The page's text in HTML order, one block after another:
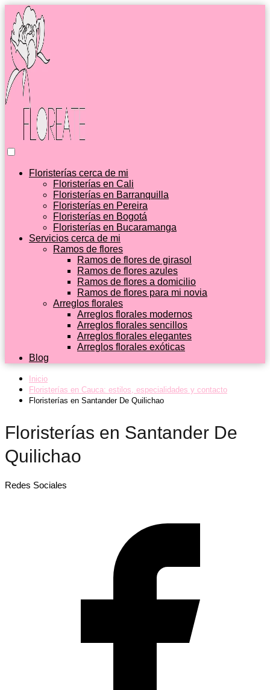
Floristerías cerca de mi
Floristerías en Cali
Floristerías en Barranquilla
Floristerías en Pereira
Floristerías en Bogotá
Floristerías en Bucaramanga
Servicios cerca de mi
Ramos de flores
Ramos de flores de girasol
Ramos de flores azules
Ramos de flores a domicilio
Ramos de flores para mi novia
Arreglos florales
Arreglos florales modernos
Arreglos florales sencillos
Arreglos florales elegantes
Arreglos florales exóticas
Blog
Inicio
Floristerías en Cauca: estilos, especialidades y contacto
Floristerías en Santander De Quilichao
Floristerías en Santander De
Quilichao
Redes Sociales